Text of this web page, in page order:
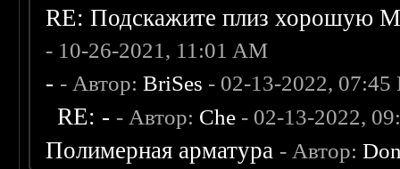
RE: Подскажите плиз хорошую
- 10-26-2021, 11:01 AM
- - Автор:BriSes - 02-13-2022, 07:45
RE: - - Автор: Che - 02-13-2022,
Полимерная арматура - Автор: